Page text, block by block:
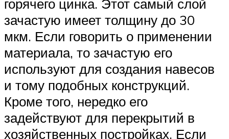
горячего цинка. Этот самый слой
зачастую имеет толщину до 30
мкм. Если говорить о применении
материала, то зачастую его
используют для создания навесов
и тому подобных конструкций.
Кроме того, нередко его
задействуют для перекрытий в
хозяйственных постройках. Если